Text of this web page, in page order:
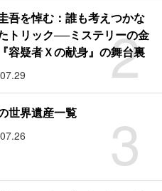
2
吾を悼む：誰も考えつかな
トリック──ミステリーの金
容疑者Ｘの献身』の舞台裏
3
世界遺産一覧